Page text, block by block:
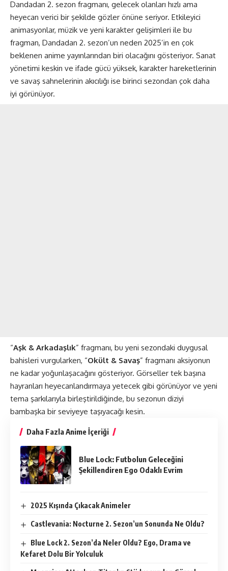
Dandadan 2. sezon fragmanı, gelecek olanları hızlı ama
heyecan verici bir şekilde gözler önüne seriyor. Etkileyici
animasyonlar, müzik ve yeni karakter gelişimleri ile bu
fragman, Dandadan 2. sezon’un neden 2025’in en çok
beklenen anime yayınlarından biri olacağını gösteriyor. Sanat
yönetimi keskin ve ifade gücü yüksek, karakter hareketlerinin
ve savaş sahnelerinin akıcılığı ise birinci sezondan çok daha
iyi görünüyor.
“Aşk & Arkadaşlık” fragmanı, bu yeni sezondaki duygusal
bahisleri vurgularken, “Okült & Savaş” fragmanı aksiyonun
ne kadar yoğunlaşacağını gösteriyor. Görseller tek başına
hayranları heyecanlandırmaya yetecek gibi görünüyor ve yeni
tema şarkılarıyla birleştirildiğinde, bu sezonun diziyi
bambaşka bir seviyeye taşıyacağı kesin.
Daha Fazla Anime İçeriği
Blue Lock: Futbolun Geleceğini
Şekillendiren Ego Odaklı Evrim
2025 Kışında Çıkacak Animeler
Castlevania: Nocturne 2. Sezon’un Sonunda Ne Oldu?
Blue Lock 2. Sezon’da Neler Oldu? Ego, Drama ve
Kefaret Dolu Bir Yolculuk